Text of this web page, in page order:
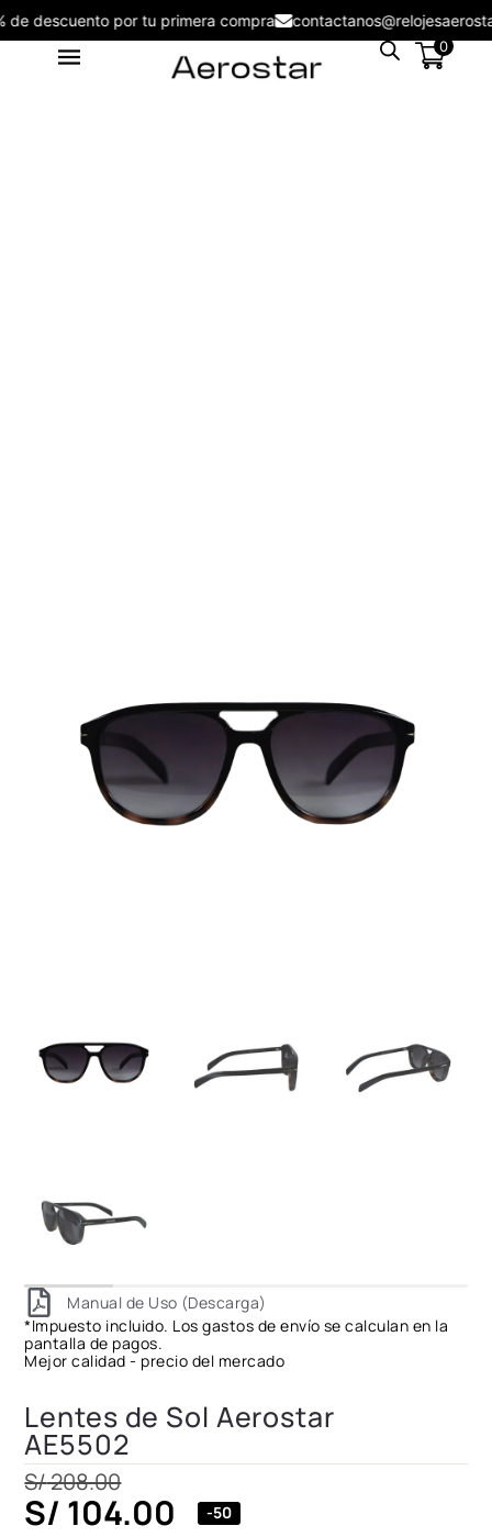
5% de descuento por tu primera compra
0
Manual de Uso (Descarga)
*Impuesto incluido. Los gastos de envío se calculan en la
pantalla de pagos.
Mejor calidad - precio del mercado
Lentes de Sol Aerostar
AE5502
S/208.00
S/ 104.00 -50